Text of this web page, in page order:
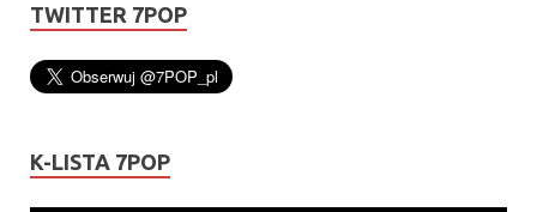
TWITTER 7POP
K-LISTA 7POP